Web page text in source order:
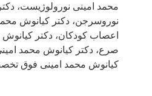
محمد امینی نورولوژیست،
نوروسرجن، دکتر کیانوش
اعصاب کودکان، دکتر
صرع، دکتر کیانوش محمد
کیانوش محمد امینی فوق